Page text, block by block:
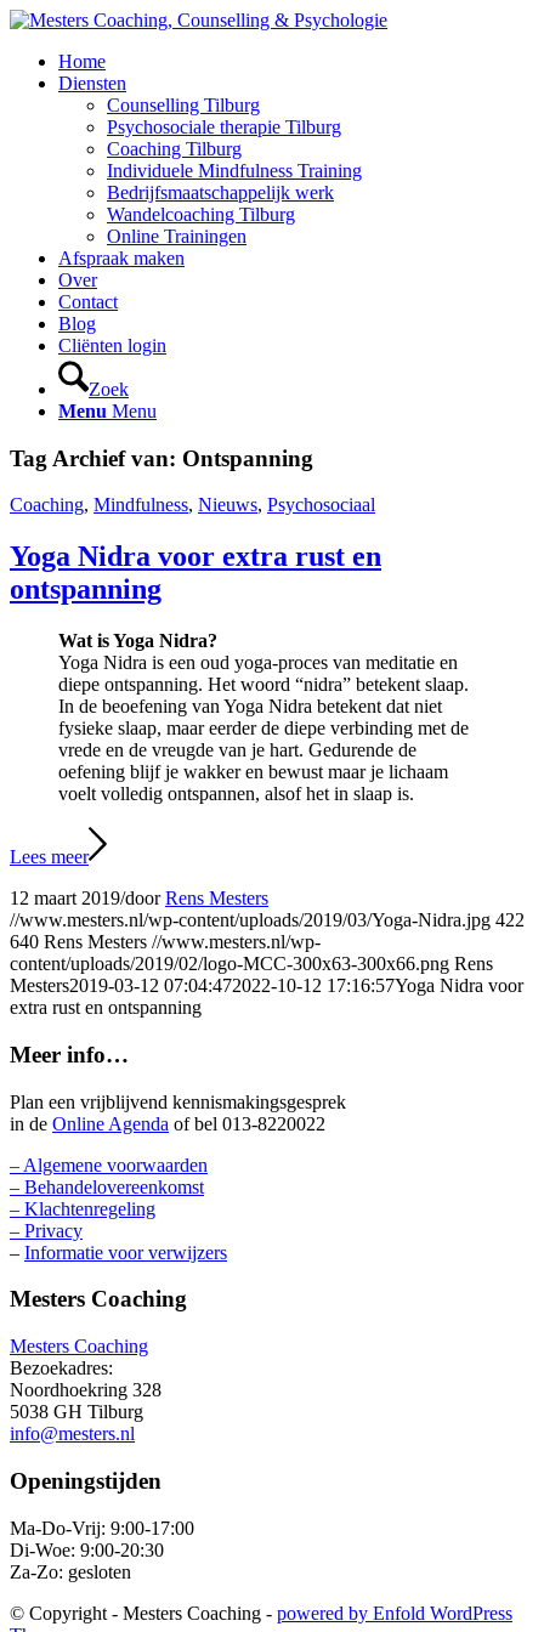
Home
Diensten
Counselling Tilburg
Psychosociale therapie Tilburg
Coaching Tilburg
Individuele Mindfulness Training
Bedrijfsmaatschappelijk werk
Wandelcoaching Tilburg
Online Trainingen
Afspraak maken
Over
Contact
Blog
Cliënten login
Zoek
Menu Menu
Tag Archief van: Ontspanning
Coaching, Mindfulness, Nieuws, Psychosociaal
Yoga Nidra voor extra rust en
ontspanning
Wat is Yoga Nidra?
Yoga Nidra is een oud yoga-proces van meditatie en
diepe ontspanning. Het woord “nidra” betekent slaap.
In de beoefening van Yoga Nidra betekent dat niet
fysieke slaap, maar eerder de diepe verbinding met de
vrede en de vreugde van je hart. Gedurende de
oefening blijf je wakker en bewust maar je lichaam
voelt volledig ontspannen, alsof het in slaap is.
Lees meer
12 maart 2019/doorRens Mesters
//www.mesters.nl/wp-content/uploads/2019/03/Yoga-Nidra.jpg 422
640 Rens Mesters //www.mesters.nl/wp-
content/uploads/2019/02/logo-MCC-300x63-300x66.png Rens
Mesters2019-03-12 07:04:472022-10-12 17:16:57Yoga Nidra voor
extra rust en ontspanning
Meer info…
Plan een vrijblijvend kennismakingsgesprek
in de Online Agenda of bel 013-8220022
– Algemene voorwaarden
– Behandelovereenkomst
– Klachtenregeling
– Privacy
– Informatie voor verwijzers
Mesters Coaching
Mesters Coaching
Bezoekadres:
Noordhoekring 328
5038 GH Tilburg
info@mesters.nl
Openingstijden
Ma-Do-Vrij: 9:00-17:00
Di-Woe: 9:00-20:30
Za-Zo: gesloten
© Copyright - Mesters Coaching - powered by Enfold WordPress